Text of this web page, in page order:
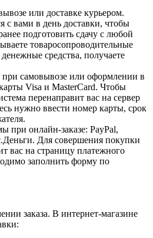
или доставке курьером.
с вами в день доставки, чтобы
подготовить сдачу с любой
товаросопроводительные
средства, получаете
при самовывозе или оформлении в
Visa и MasterCard. Чтобы
перенаправит вас на сервер
нужно ввести номер карты, срок
при онлайн-заказе: PayPal,
Для совершения покупки
вас на страницу платежного
заполнить форму по
заказа. В интернет-магазине